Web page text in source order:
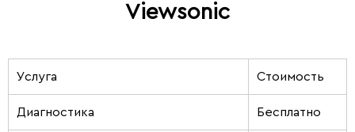
Viewsonic
Услуга Стоимость
Диагностика Бесплатно